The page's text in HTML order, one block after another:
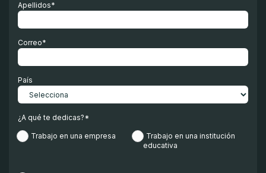
Apellidos*
Correo*
País
¿A qué te dedicas?*
Trabajo en una empresa
Trabajo en una institución
educativa